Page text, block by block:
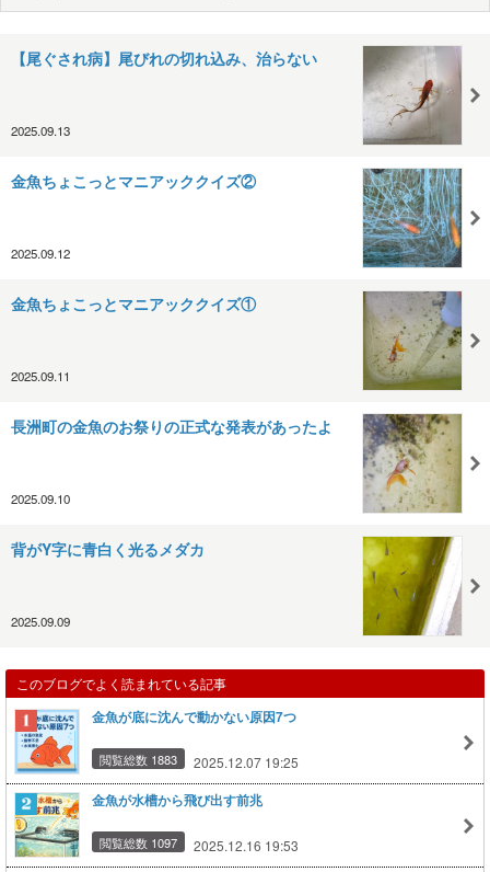
【尾ぐされ病】尾びれの切れ込み、治らない
2025.09.13
金魚ちょこっとマニアッククイズ②
2025.09.12
金魚ちょこっとマニアッククイズ①
2025.09.11
長洲町の金魚のお祭りの正式な発表があったよ
2025.09.10
背がY字に青白く光るメダカ
2025.09.09
このブログでよく読まれている記事
金魚が底に沈んで動かない原因7つ
閲覧総数 1883 2025.12.07 19:25
金魚が水槽から飛び出す前兆
閲覧総数 1097 2025.12.16 19:53